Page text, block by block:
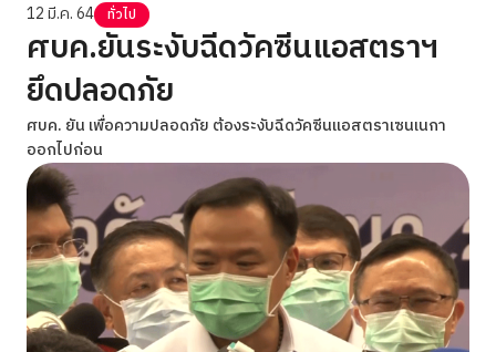
12 มี.ค. 64 ทั่วไป
ศบค.ยันระงับฉีดวัคซีนแอสตราฯ
ยึดปลอดภัย
ศบค. ยัน เพื่อความปลอดภัย ต้องระงับฉีดวัคซีนแอสตราเซนเนกา
ออกไปก่อน